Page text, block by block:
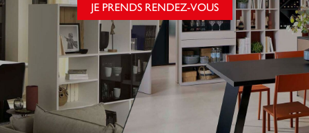
JE PRENDS RENDEZ-VOUS